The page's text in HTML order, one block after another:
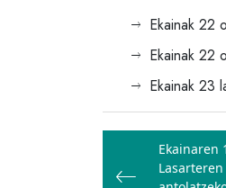
Ekainak 22
Ekainak 22
Ekainak 23
zeharEkainaren